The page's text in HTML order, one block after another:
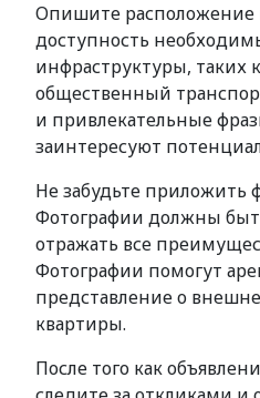
Опишите расположение
доступность
инфраструктуры, таких
общественный
и привлекательные
заинтересуют
Не забудьте приложить
Фотографии должны
отражать все
Фотографии помогут
представление о
квартиры.
После того как